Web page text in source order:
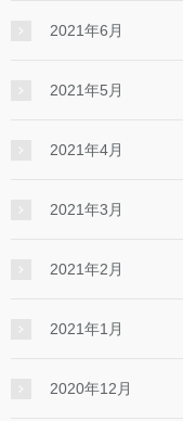
2021年6月
2021年5月
2021年4月
2021年3月
2021年2月
2021年1月
2020年12月